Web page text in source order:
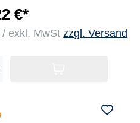
€*
/ exkl. MwStzzgl. Versand